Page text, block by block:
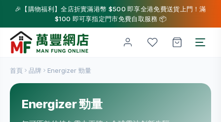
🎉【購物福利】全店折實滿港幣 $500 即享全港免費送貨上門！滿
$100 即可享指定門市免費自取服務 📦
首頁 品牌 Energizer 勁量
Energizer 勁量